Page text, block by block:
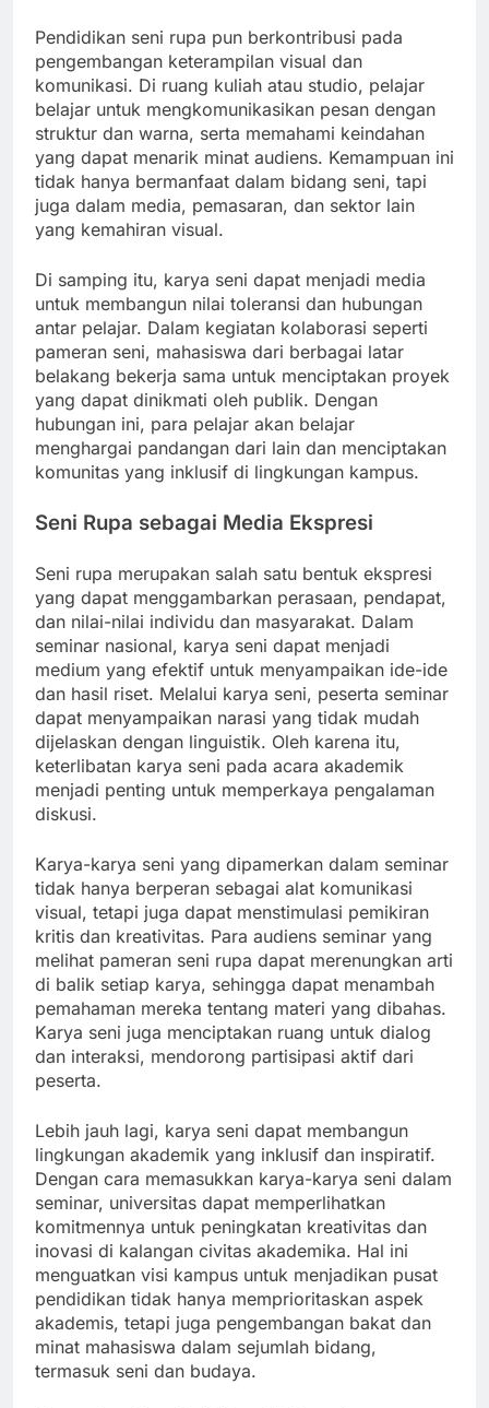
Pendidikan seni rupa pun berkontribusi pada
pengembangan keterampilan visual dan
komunikasi. Di ruang kuliah atau studio, pelajar
belajar untuk mengkomunikasikan pesan dengan
struktur dan warna, serta memahami keindahan
yang dapat menarik minat audiens. Kemampuan ini
tidak hanya bermanfaat dalam bidang seni, tapi
juga dalam media, pemasaran, dan sektor lain
yang kemahiran visual.
Di samping itu, karya seni dapat menjadi media
untuk membangun nilai toleransi dan hubungan
antar pelajar. Dalam kegiatan kolaborasi seperti
pameran seni, mahasiswa dari berbagai latar
belakang bekerja sama untuk menciptakan proyek
yang dapat dinikmati oleh publik. Dengan
hubungan ini, para pelajar akan belajar
menghargai pandangan dari lain dan menciptakan
komunitas yang inklusif di lingkungan kampus.
Seni Rupa sebagai Media Ekspresi
Seni rupa merupakan salah satu bentuk ekspresi
yang dapat menggambarkan perasaan, pendapat,
dan nilai-nilai individu dan masyarakat. Dalam
seminar nasional, karya seni dapat menjadi
medium yang efektif untuk menyampaikan ide-ide
dan hasil riset. Melalui karya seni, peserta seminar
dapat menyampaikan narasi yang tidak mudah
dijelaskan dengan linguistik. Oleh karena itu,
keterlibatan karya seni pada acara akademik
menjadi penting untuk memperkaya pengalaman
diskusi.
Karya-karya seni yang dipamerkan dalam seminar
tidak hanya berperan sebagai alat komunikasi
visual, tetapi juga dapat menstimulasi pemikiran
kritis dan kreativitas. Para audiens seminar yang
melihat pameran seni rupa dapat merenungkan arti
di balik setiap karya, sehingga dapat menambah
pemahaman mereka tentang materi yang dibahas.
Karya seni juga menciptakan ruang untuk dialog
dan interaksi, mendorong partisipasi aktif dari
peserta.
Lebih jauh lagi, karya seni dapat membangun
lingkungan akademik yang inklusif dan inspiratif.
Dengan cara memasukkan karya-karya seni dalam
seminar, universitas dapat memperlihatkan
komitmennya untuk peningkatan kreativitas dan
inovasi di kalangan civitas akademika. Hal ini
menguatkan visi kampus untuk menjadikan pusat
pendidikan tidak hanya memprioritaskan aspek
akademis, tetapi juga pengembangan bakat dan
minat mahasiswa dalam sejumlah bidang,
termasuk seni dan budaya.